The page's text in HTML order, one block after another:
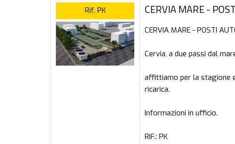
Rif. PK CERVIA MARE -
CERVIA MARE - POSTI
Cervia, a due passi dal
affittiamo per la stagione
ricarica.
Informazioni in ufficio.
RIF.: PK